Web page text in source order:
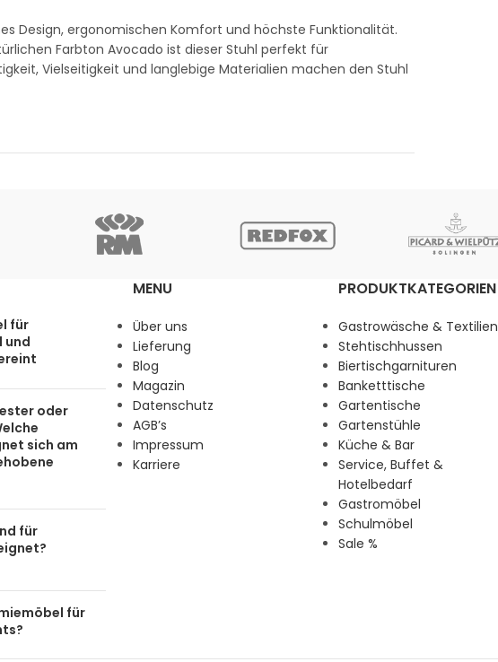
Design, ergonomischen Komfort und höchste Funktionalität.
Farbton Avocado ist dieser Stuhl perfekt für
Vielseitigkeit und langlebige Materialien machen den Stuhl
für
und
oder
sich am
für
für
MENU
Über uns
Lieferung
Blog
Magazin
Datenschutz
AGB’s
Impressum
Karriere
PRODUKTKATEGORIEN
Gastrowäsche & Textilien
Stehtischhussen
Biertischgarnituren
Banketttische
Gartentische
Gartenstühle
Küche & Bar
Service, Buffet &
Hotelbedarf
Gastromöbel
Schulmöbel
Sale %